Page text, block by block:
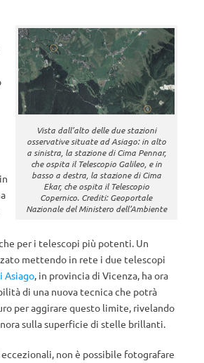
Vista dall’alto delle due stazioni
osservative situate ad Asiago: in alto
a sinistra, la stazione di Cima Pennar,
che ospita il Telescopio Galileo, e in
basso a destra, la stazione di Cima
Ekar, che ospita il Telescopio
Copernico. Crediti: Geoportale
Nazionale del Ministero dell’Ambiente
per i telescopi più potenti. Un
mettendo in rete i due telescopi
Asiago, in provincia di Vicenza, ha ora
di una nuova tecnica che potrà
per aggirare questo limite, rivelando
sulla superficie di stelle brillanti.
non è possibile fotografare